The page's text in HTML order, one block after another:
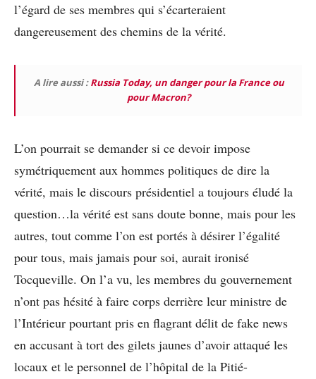
l’égard de ses membres qui s’écarteraient
dangereusement des chemins de la vérité.
A lire aussi :Russia Today, un danger pour la France ou
pour Macron?
L’on pourrait se demander si ce devoir impose
symétriquement aux hommes politiques de dire la
vérité, mais le discours présidentiel a toujours éludé la
question…la vérité est sans doute bonne, mais pour les
autres, tout comme l’on est portés à désirer l’égalité
pour tous, mais jamais pour soi, aurait ironisé
Tocqueville. On l’a vu, les membres du gouvernement
n’ont pas hésité à faire corps derrière leur ministre de
l’Intérieur pourtant pris en flagrant délit de fake news
en accusant à tort des gilets jaunes d’avoir attaqué les
locaux et le personnel de l’hôpital de la Pitié-